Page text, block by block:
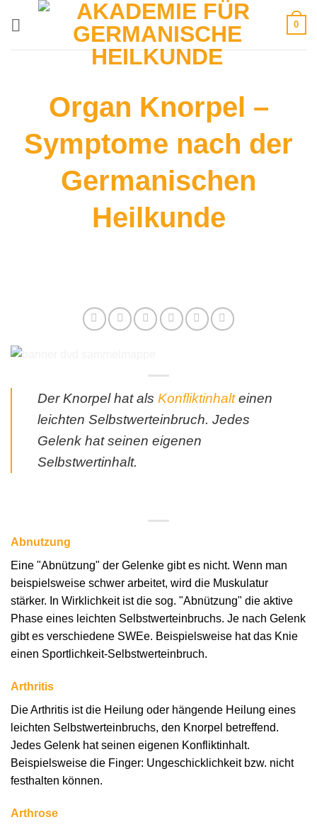
0
Organ Knorpel –
Symptome nach der
Germanischen
Heilkunde
Der Knorpel hat als Konfliktinhalteinen
leichten Selbstwerteinbruch. Jedes
Gelenk hat seinen eigenen
Selbstwertinhalt.
Abnutzung
Eine "Abnützung" der Gelenke gibt es nicht. Wenn man
beispielsweise schwer arbeitet, wird die Muskulatur
stärker. In Wirklichkeit ist die sog. "Abnützung" die aktive
Phase eines leichten Selbstwerteinbruchs. Je nach Gelenk
gibt es verschiedene SWEe. Beispielsweise hat das Knie
einen Sportlichkeit-Selbstwerteinbruch.
Arthritis
Die Arthritis ist die Heilung oder hängende Heilung eines
leichten Selbstwerteinbruchs, den Knorpel betreffend.
Jedes Gelenk hat seinen eigenen Konfliktinhalt.
Beispielsweise die Finger: Ungeschicklichkeit bzw. nicht
festhalten können.
Arthrose